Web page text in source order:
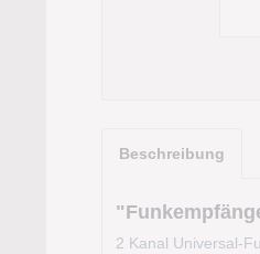
Beschreibung
2 Kanal Universal-